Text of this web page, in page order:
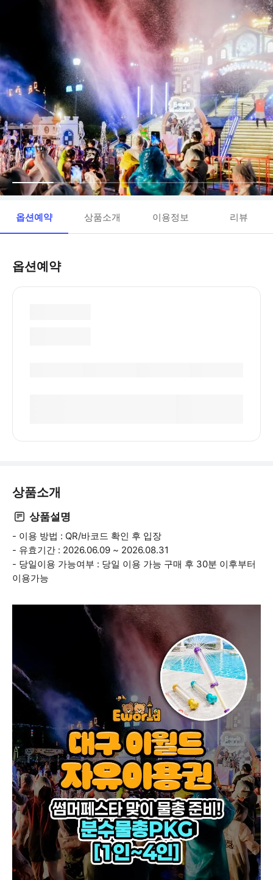
옵션예약 상품소개 이용정보 리뷰
옵션예약
상품소개
상품설명
- 이용 방법 : QR/바코드 확인 후 입장
- 유효기간 : 2026.06.09 ~ 2026.08.31
- 당일이용 가능여부 : 당일 이용 가능 구매 후 30분 이후부터
이용가능